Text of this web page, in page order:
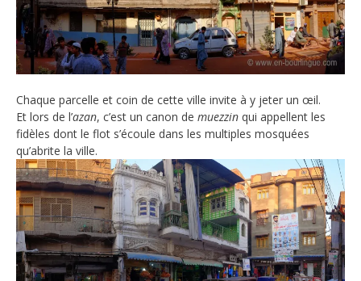
Chaque parcelle et coin de cette ville invite à y jeter un œil.
Et lors de l’azan, c’est un canon de muezzin qui appellent les
fidèles dont le flot s’écoule dans les multiples mosquées
qu’abrite la ville.